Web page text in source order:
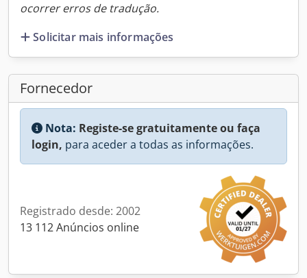
ocorrer erros de tradução.
Solicitar mais informações
Fornecedor
Nota: Registe-se gratuitamente ou faça
login, para aceder a todas as informações.
Registrado desde: 2002
13 112 Anúncios online